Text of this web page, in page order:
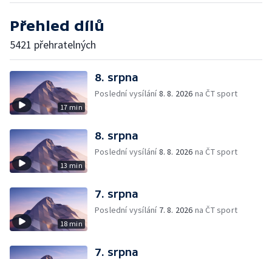
Přehled dílů
5421 přehratelných
17 min
8. srpna
Poslední vysílání8. 8. 2026 na ČT sport
13 min
8. srpna
Poslední vysílání8. 8. 2026 na ČT sport
18 min
7. srpna
Poslední vysílání 7. 8. 2026 na ČT sport
7. srpna